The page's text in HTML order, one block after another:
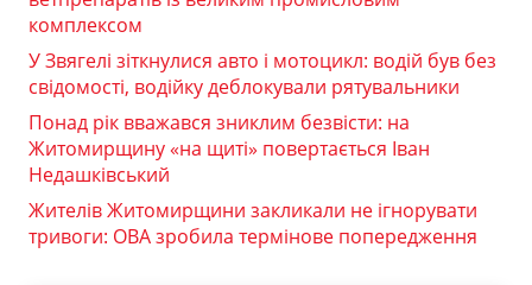
комплексом
У Звягелі зіткнулися авто і мотоцикл: водій був без
свідомості, водійку деблокували рятувальники
Понад рік вважався зниклим безвісти: на
Житомирщину «на щиті» повертається Іван
Недашківський
Жителів Житомирщини закликали не ігнорувати
тривоги: ОВА зробила термінове попередження